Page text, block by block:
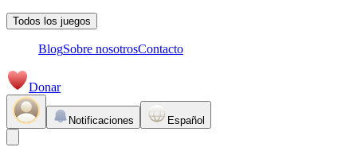
Todos los juegos
BlogSobre nosotrosContacto
Donar
Notificaciones Español